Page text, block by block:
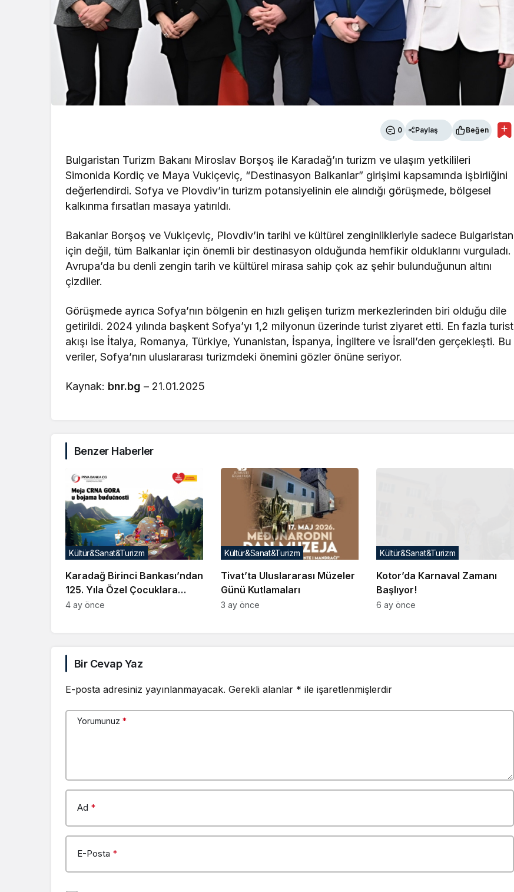
0 Paylaş Beğen
Bulgaristan Turizm Bakanı Miroslav Borşoş ile Karadağ’ın turizm ve ulaşım yetkilileri
Simonida Kordiç ve Maya Vukiçeviç, “Destinasyon Balkanlar” girişimi kapsamında işbirliğini
değerlendirdi. Sofya ve Plovdiv’in turizm potansiyelinin ele alındığı görüşmede, bölgesel
kalkınma fırsatları masaya yatırıldı.
Bakanlar Borşoş ve Vukiçeviç, Plovdiv’in tarihi ve kültürel zenginlikleriyle sadece Bulgaristan
için değil, tüm Balkanlar için önemli bir destinasyon olduğunda hemfikir olduklarını vurguladı.
Avrupa’da bu denli zengin tarih ve kültürel mirasa sahip çok az şehir bulunduğunun altını
çizdiler.
Görüşmede ayrıca Sofya’nın bölgenin en hızlı gelişen turizm merkezlerinden biri olduğu dile
getirildi. 2024 yılında başkent Sofya’yı 1,2 milyonun üzerinde turist ziyaret etti. En fazla turist
akışı ise İtalya, Romanya, Türkiye, Yunanistan, İspanya, İngiltere ve İsrail’den gerçekleşti. Bu
veriler, Sofya’nın uluslararası turizmdeki önemini gözler önüne seriyor.
Kaynak: bnr.bg – 21.01.2025
Benzer Haberler
Karadağ Birinci Bankası’ndan
125. Yıla Özel Çocuklara
Resim Yarışması
Kültür&Sanat&Turizm
4 ay önce
Tivat’ta Uluslararası Müzeler
Günü Kutlamaları
Kültür&Sanat&Turizm
3 ay önce
Kotor’da Karnaval Zamanı
Başlıyor!
Kültür&Sanat&Turizm
6 ay önce
Bir Cevap Yaz
E-posta adresiniz yayınlanmayacak. Gerekli alanlar * ile işaretlenmişlerdir
Yorumunuz *
Ad *
E-Posta *